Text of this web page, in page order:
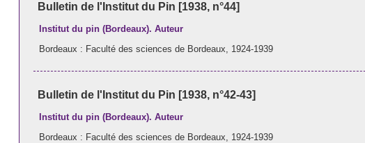
Bulletin de l'Institut du Pin [1938, n°44]
Institut du pin (Bordeaux). Auteur
Bordeaux : Faculté des sciences de Bordeaux, 1924-1939
Bulletin de l'Institut du Pin [1938, n°42-43]
Institut du pin (Bordeaux). Auteur
Bordeaux : Faculté des sciences de Bordeaux, 1924-1939